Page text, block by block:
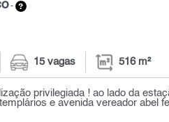
-
15 vagas 516 m²
privilegiada ! ao lado da
e avenida vereador abel